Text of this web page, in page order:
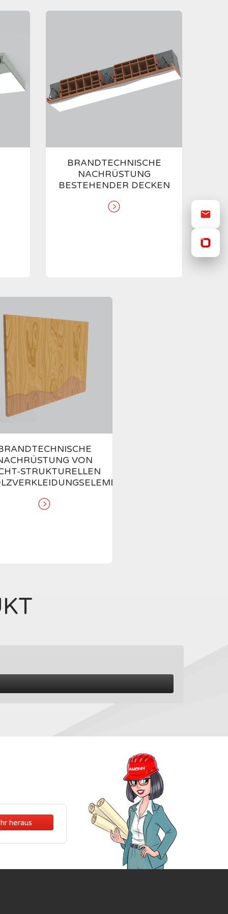
BRANDTECHNISCHE
NACHRÜSTUNG
BESTEHENDER DECKEN
VON
STRUKTURELLEN
heraus